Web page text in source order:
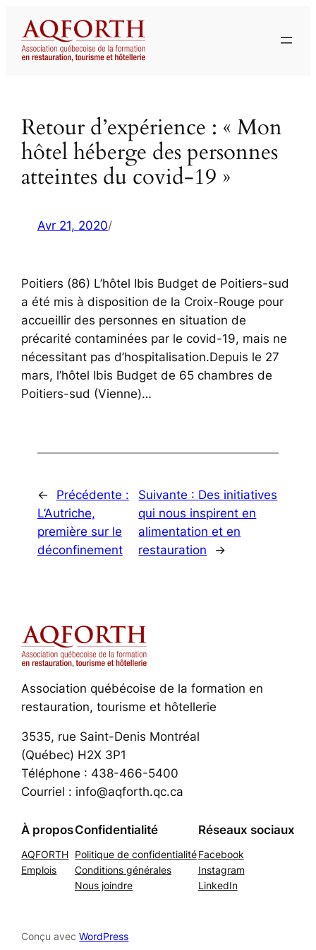
contenu
Retour d’expérience : « Mon
hôtel héberge des personnes
atteintes du covid-19 »
Avr 21, 2020/
Poitiers (86) L’hôtel Ibis Budget de Poitiers-sud
a été mis à disposition de la Croix-Rouge pour
accueillir des personnes en situation de
précarité contaminées par le covid-19, mais ne
nécessitant pas d’hospitalisation.Depuis le 27
mars, l’hôtel Ibis Budget de 65 chambres de
Poitiers-sud (Vienne)…
←
Précédente :
L’Autriche,
première sur le
déconfinement
Suivante : Des initiatives
qui nous inspirent en
alimentation et en
restauration
→
Association québécoise de la formation en
restauration, tourisme et hôtellerie
3535, rue Saint-Denis Montréal
(Québec) H2X 3P1
Téléphone : 438-466-5400
Courriel : info@aqforth.qc.ca
À propos
AQFORTH
Emplois
Confidentialité
Politique de confidentialité
Conditions générales
Nous joindre
Réseaux sociaux
Facebook
Instagram
LinkedIn
Conçu avecWordPress